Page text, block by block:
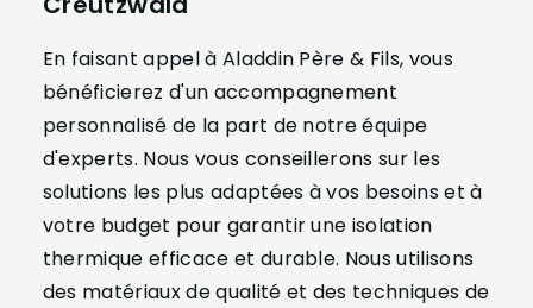
En faisant appel à Aladdin Père & Fils, vous
bénéficierez d'un accompagnement
personnalisé de la part de notre équipe
d'experts. Nous vous conseillerons sur les
solutions les plus adaptées à vos besoins et à
votre budget pour garantir une isolation
thermique efficace et durable. Nous utilisons
des matériaux de qualité et des techniques de